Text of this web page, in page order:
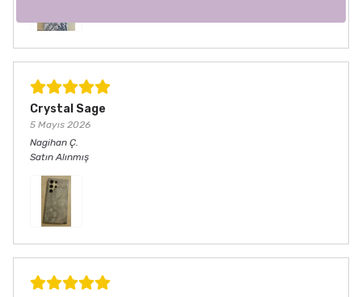
Crystal Sage
5 Mayıs 2026
Nagihan Ç.
Satın Alınmış